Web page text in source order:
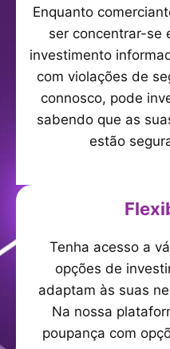
Enquanto
ser concentrar-se
investimento
com violações de
connosco, pode
sabendo que as
estão
Tenha acesso a
opções de
adaptam às suas
Na nossa
poupança com